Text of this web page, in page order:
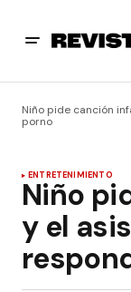
Niño pide canción
porno
ENTRETENIMIENTO
Niño
y el